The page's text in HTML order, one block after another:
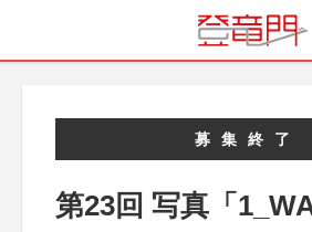
募集終了
第23回 写真「